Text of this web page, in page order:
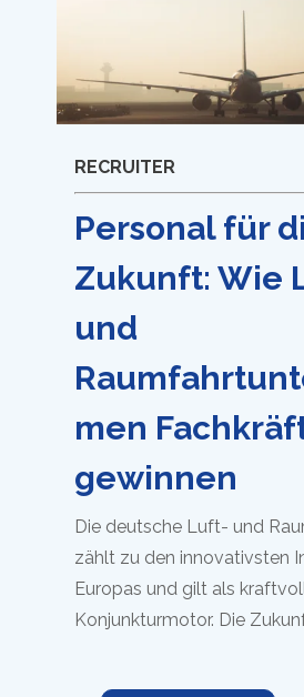
(m/w/d) –
für
Unternehmen setzen
Projektarbeit; somit sind
besonderem Talent für
Aufgaben begehrter denn
Weiterlesen